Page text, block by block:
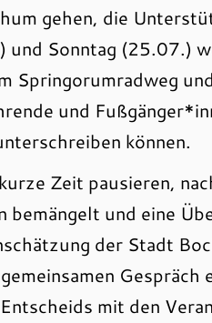
gehen, die
und Sonntag (25.07.)
Springorumradweg
und
können.
Zeit pausieren,
und eine
der Stadt
Gespräch
mit den